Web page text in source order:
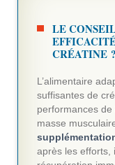
LE
CRÉATINE ?
L’alimentaire
suffisantes de
performances
masse
après les efforts,